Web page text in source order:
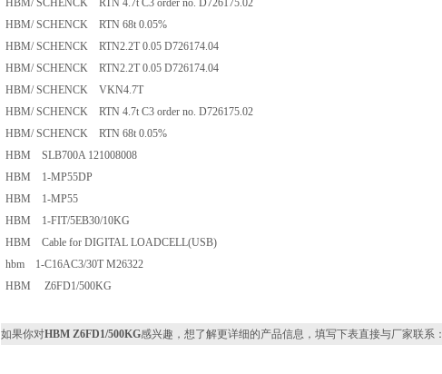
HBM/ SCHENCK RTN 4.7t C3 order no. D726175.02
HBM/ SCHENCK RTN 68t 0.05%
HBM/ SCHENCK RTN2.2T 0.05 D726174.04
HBM/ SCHENCK RTN2.2T 0.05 D726174.04
HBM/ SCHENCK VKN4.7T
HBM/ SCHENCK RTN 4.7t C3 order no. D726175.02
HBM/ SCHENCK RTN 68t 0.05%
HBM SLB700A 121008008
HBM 1-MP55DP
HBM 1-MP55
HBM 1-FIT/5EB30/10KG
HBM Cable for DIGITAL LOADCELL(USB)
hbm 1-C16AC3/30T M26322
HBM Z6FD1/500KG
如果你对HBM Z6FD1/500KG感兴趣，想了解更详细的产品信息，填写下表直接与厂家联系：